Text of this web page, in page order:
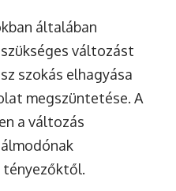
általában
változást
szokás elhagyása
megszüntetése. A
a változás
tényezőktől.